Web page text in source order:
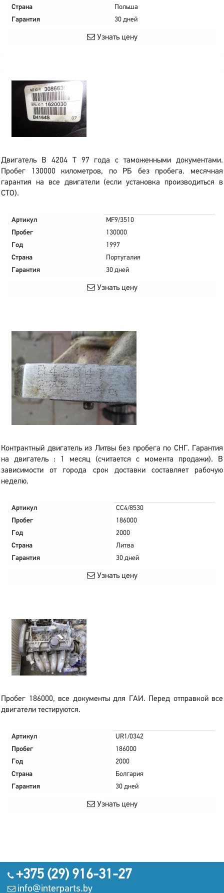
Страна
Польша
Гарантия
30 дней
Узнать цену
Двигатель B 4204 T 97 года с таможенными документами.
Пробег 130000 километров, по РБ без пробега. месячная
гарантия на все двигатели (если установка производиться в
СТО).
Артикул
MF9/3510
Пробег
130000
Год
1997
Страна
Португалия
Гарантия
30 дней
Узнать цену
Контрактный двигатель из Литвы без пробега по СНГ. Гарантия
на двигатель : 1 месяц (считается с момента продажи). В
зависимости от города срок доставки составляет рабочую
неделю.
Артикул
CC4/8530
Пробег
186000
Год
2000
Страна
Литва
Гарантия
30 дней
Узнать цену
Пробег 186000, все документы для ГАИ. Перед отправкой все
двигатели тестируются.
Артикул
UR1/0342
Пробег
186000
Год
2000
Страна
Болгария
Гарантия
30 дней
Узнать цену
+375 (29) 916-31-27
info@interparts.by